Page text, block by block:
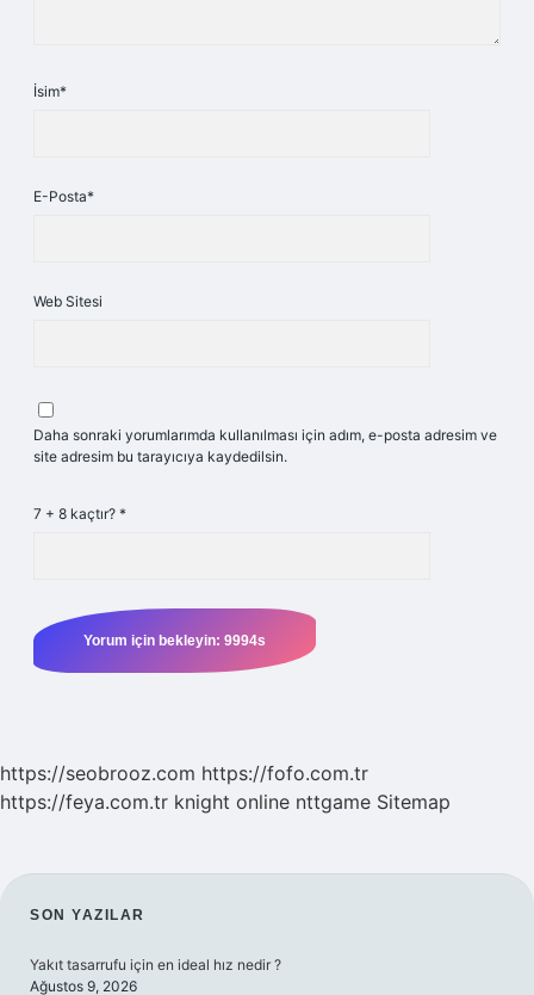
İsim*
E-Posta*
Web Sitesi
Daha sonraki yorumlarımda kullanılması için adım, e-posta adresim ve
site adresim bu tarayıcıya kaydedilsin.
7 + 8 kaçtır? *
https://seobrooz.com https://fofo.com.tr
https://feya.com.tr knight online nttgame Sitemap
SIDEBAR
SON YAZILAR
Yakıt tasarrufu için en ideal hız nedir ?
Ağustos 9, 2026